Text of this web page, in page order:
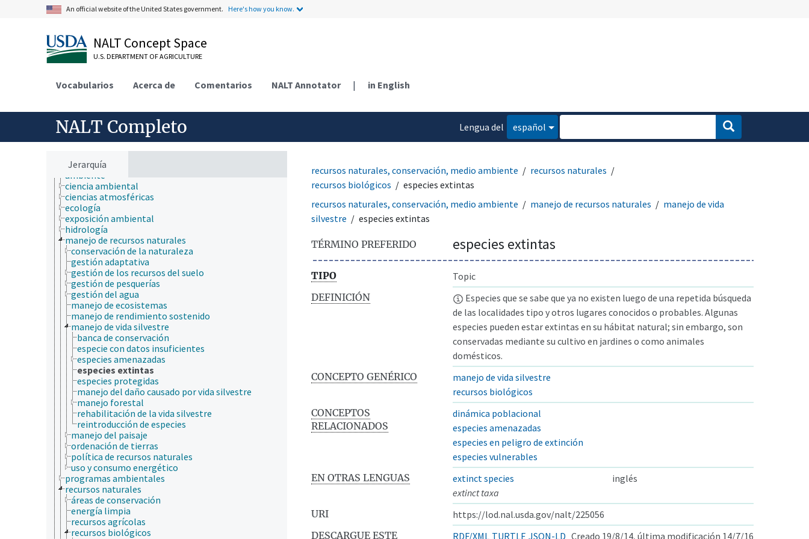
An official website of the United States government. Here's how you know.
NALT Concept Space
U.S. DEPARTMENT OF AGRICULTURE
Vocabularios Acerca de Comentarios NALT Annotator | in English
NALT Completo
Lengua del
español
Jerarquía
ámbitos de estudio
desarrollo rural, comunidades, educación, extensión
fincas, sistemas de producción agrícola
investigación, tecnología, métodos
jerarquía taxonómica
nutrición humana, inocuidad y calidad de los alimentos
producción de plantas, horticultura
recursos naturales, conservación, medio ambiente
ambiente
ciencia ambiental
ciencias atmosféricas
ecología
exposición ambiental
hidrología
manejo de recursos naturales
conservación de la naturaleza
gestión adaptativa
gestión de los recursos del suelo
gestión de pesquerías
gestión del agua
manejo de ecosistemas
manejo de rendimiento sostenido
manejo de vida silvestre
banca de conservación
especie con datos insuficientes
especies amenazadas
especies extintas
especies protegidas
manejo del daño causado por vida silvestre
manejo forestal
rehabilitación de la vida silvestre
reintroducción de especies
manejo del paisaje
ordenación de tierras
política de recursos naturales
uso y consumo energético
programas ambientales
recursos naturales
áreas de conservación
energía limpia
recursos agrícolas
recursos biológicos
recursos naturales, conservación, medio ambiente
recursos naturales
recursos biológicos
especies extintas
recursos naturales, conservación, medio ambiente
manejo de recursos naturales
manejo de vida
silvestre
especies extintas
TÉRMINO PREFERIDO especies extintas
TIPO
Topic
DEFINICIÓN
Especies que se sabe que ya no existen luego de una repetida búsqueda
de las localidades tipo y otros lugares conocidos o probables. Algunas
especies pueden estar extintas en su hábitat natural; sin embargo, son
conservadas mediante su cultivo en jardines o como animales
domésticos.
CONCEPTO GENÉRICO
manejo de vida silvestre
recursos biológicos
CONCEPTOS
RELACIONADOS
dinámica poblacional
especies amenazadas
especies en peligro de extinción
especies vulnerables
EN OTRAS LENGUAS
extinct species
inglés
extinct taxa
URI
https://lod.nal.usda.gov/nalt/225056
DESCARGUE ESTE
RDF/XML TURTLE JSON-LD Creado 19/8/14, última modificación 14/7/16